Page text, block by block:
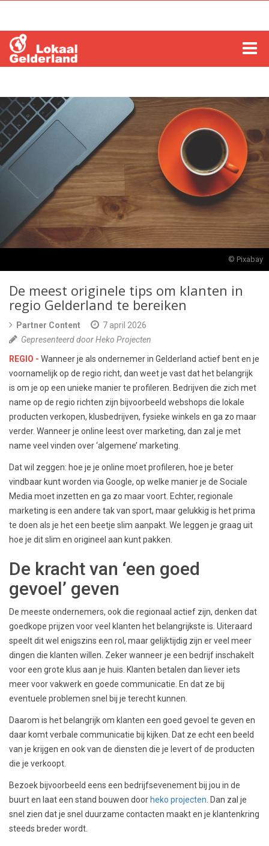
LOCHEM
ZUTPHEN
RADIO
ZOEKEN
© Pixabay
De meest originele tips om klanten in
regio Gelderland te bereiken
Partner Content
7 april 2026
Gepresenteerd door Heko Projecten
REGIO - Wanneer je als ondernemer in Gelderland actief bent en je
voornamelijk op de regio richt, dan weet je vast dat het belangrijk
is om je op een unieke manier te profileren. Bedrijven die zich met
name op de regio richten zijn bijvoorbeeld webshops die lokale
producten verkopen, klusbedrijven, fysieke winkels en ga zo maar
verder. Wanneer je online leest over marketing, dan zal je met
name veel vinden over ‘algemene’ marketing.
Dat wil zeggen: hoe je je online moet profileren, hoe je beter
vindbaar kunt worden via Google, op welke manier je de Sociale
Media moet inzetten en ga zo maar voort. Echter, regionale
marketing is een andere tak van sport, maar gelukkig is het prima
te doen als je het een beetje slim aanpakt. We leggen je graag uit
hoe je dit slim en origineel aan kunt pakken.
De kracht van ‘een goed
gevoel’ geven
De meeste ondernemers, ook die regionaal actief zijn, denken dat
goedkope prijzen voor veel klanten het belangrijkste is. Uiteraard
speelt dit wel enigszins een rol, maar gelijktijdig zijn er veel meer
dingen die klanten willen. Zeker wanneer je een bedrijf inschakelt
voor een grote klus aan je huis. Klanten betalen dan liever iets
meer voor vakwerk en goede communicatie. En dat ze bij
eventuele problemen snel bij je terecht kunnen.
Daarom is het belangrijk om klanten een goed gevoel te geven en
daar komt verbale communicatie bij kijken. Dat ze echt een beeld
van je krijgen en ook van de diensten die je levert of de producten
die je verkoopt.
Bezoek bijvoorbeeld eens een bedrijfsevenement bij jou in de
buurt en laat een stand bouwen door heko projecten . Dan zal je
snel zien dat je snel duurzame contacten maakt en je klantenkring
steeds breder wordt.